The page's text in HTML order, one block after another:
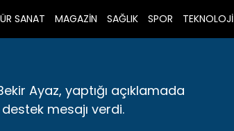
SANAT MAGAZİN SAĞLIK SPOR TEKNOLOJİ
Ayaz, yaptığı açıklamada
mesajı verdi.